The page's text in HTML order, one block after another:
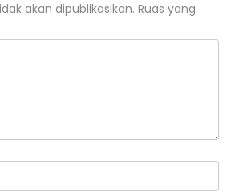
akan dipublikasikan. Ruas yang